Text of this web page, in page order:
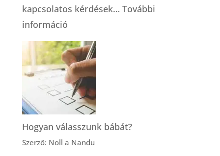
kapcsolatos kérdések… További
információ:
Dúlaszolgálat
–
és
egyáltalán,
mit
jelent
az,
hogy
Hogyan válasszunk bábát?
Szerző: Noll a Nandu